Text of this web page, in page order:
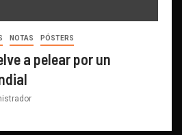
NOTAS PÓSTERS
a pelear por un